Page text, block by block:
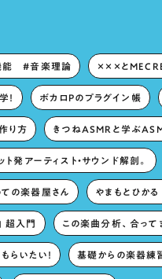
機能 #音楽理論 ×××と
！ ボカロPのプラグイン帳
り方 きつねASMRと学ぶ
発アーティスト・サウンド解剖。
の楽器屋さん やまもとひか
超入門 この楽曲分析、合って
らいたい！ 基礎からの楽器練